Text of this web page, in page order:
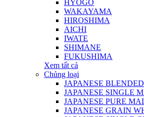
HYOGO
WAKAYAMA
HIROSHIMA
AICHI
IWATE
SHIMANE
FUKUSHIMA
Xem tất cả
Chủng loại
JAPANESE
JAPANESE SINGLE
JAPANESE PURE
JAPANESE GRAIN